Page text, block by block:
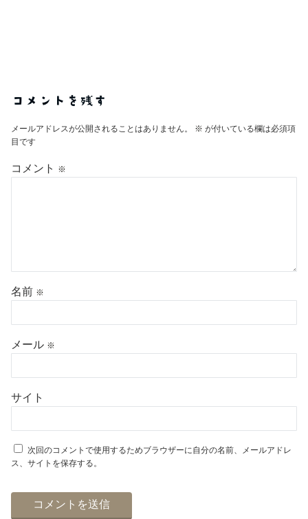
コメントを残す
メールアドレスが公開されることはありません。 ※ が付いている欄は必須項
目です
コメント ※
名前 ※
メール ※
サイト
次回のコメントで使用するためブラウザーに自分の名前、メールアドレ
ス、サイトを保存する。